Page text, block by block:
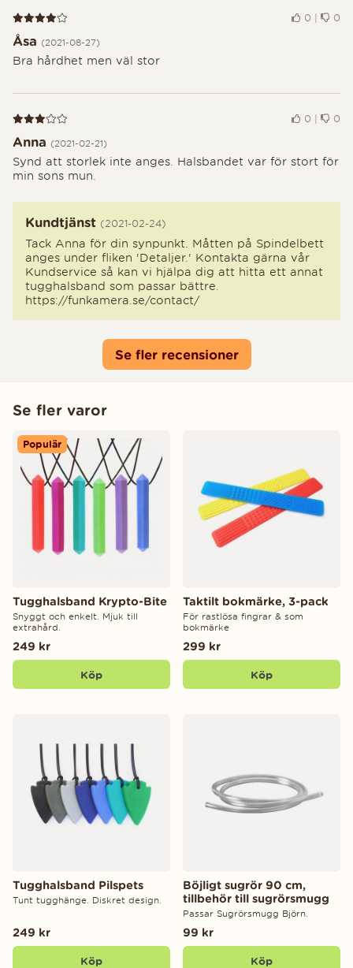
Recension 4 av 5 0 | 0
Åsa (2021-08-27)
Bra hårdhet men väl stor
Recension 3 av 5 0 | 0
Anna (2021-02-21)
Synd att storlek inte anges. Halsbandet var för stort för
min sons mun.
Kundtjänst (2021-02-24)
Tack Anna för din synpunkt. Måtten på Spindelbett
anges under fliken 'Detaljer.' Kontakta gärna vår
Kundservice så kan vi hjälpa dig att hitta ett annat
tugghalsband som passar bättre.
https://funkamera.se/contact/
Se fler recensioner
Se fler varor
Populär
Tugghalsband Krypto-Bite
Snyggt och enkelt. Mjuk till
extrahård.
249 kr
Köp
Taktilt bokmärke, 3-pack
För rastlösa fingrar & som
bokmärke
299 kr
Köp
Tugghalsband Pilspets
Tunt tugghänge. Diskret design.
249 kr
Köp
Böjligt sugrör 90 cm,
tillbehör till sugrörsmugg
Passar Sugrörsmugg Björn.
99 kr
Köp